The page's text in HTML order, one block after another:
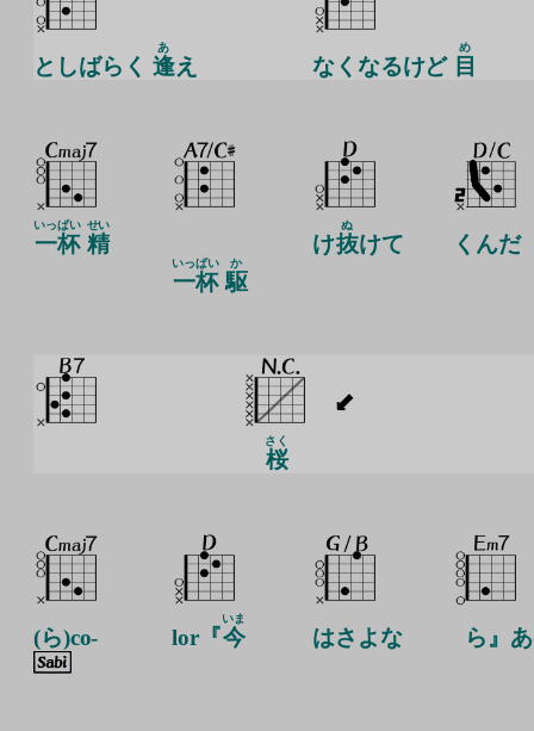
としばらく 逢
あ
え なくなるけど 目
め
一杯
いっぱい
精
せい
一杯
いっぱい
駆
か
け抜
ぬ
けて くんだ
桜
さく
(ら)co- lor『今
いま
はさよな ら』